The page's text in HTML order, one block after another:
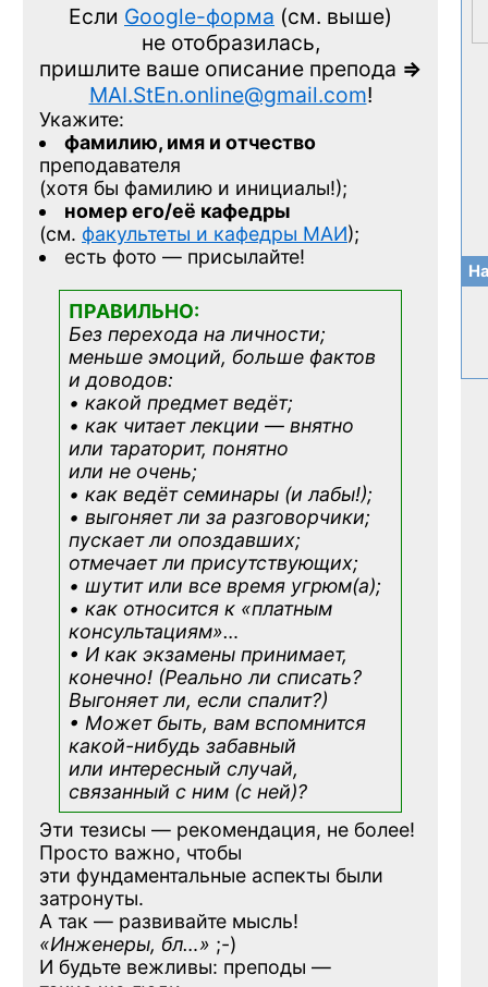
Если Google-форма (см. выше)
не отобразилась,
пришлите ваше описание препода =>
MAI.StEn.online@gmail.com!
Укажите:
фамилию, имя и отчество
преподавателя
(хотя бы фамилию и инициалы!);
номер его/её кафедры
(см. факультеты и кафедры МАИ);
есть фото — присылайте!
ПРАВИЛЬНО:
Без перехода на личности;
меньше эмоций, больше фактов
и доводов:
• какой предмет ведёт;
• как читает лекции — внятно
или тараторит, понятно
или не очень;
• как ведёт семинары (и лабы!);
• выгоняет ли за разговорчики;
пускает ли опоздавших;
отмечает ли присутствующих;
• шутит или все время угрюм(а);
• как относится к «платным
консультациям»…
• И как экзамены принимает,
конечно! (Реально ли списать?
Выгоняет ли, если спалит?)
• Может быть, вам вспомнится
какой-нибудь забавный
или интересный случай,
связанный с ним (с ней)?
Эти тезисы — рекомендация, не более!
Просто важно, чтобы
эти фундаментальные аспекты были
затронуты.
А так — развивайте мысль!
«Инженеры, бл…» ;-)
И будьте вежливы: преподы —